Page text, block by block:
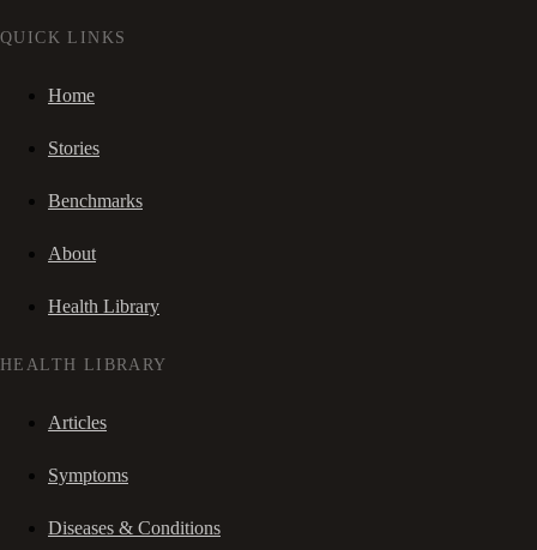
QUICK LINKS
Home
Stories
Benchmarks
About
Health Library
HEALTH LIBRARY
Articles
Symptoms
Diseases & Conditions